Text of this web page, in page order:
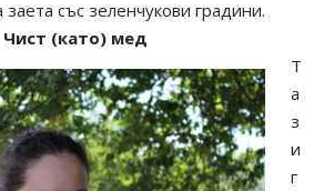
със зеленчукови градини.
Чист (като) мед
Т
а
з
и
г